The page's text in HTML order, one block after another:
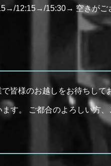
12:15→/15:30→ 空きがご
皆様のお越しをお待ちして
す。 ご都合のよろしい方、